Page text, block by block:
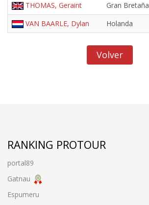
THOMAS, Geraint
Gran Bretaña
VAN BAARLE, Dylan
Holanda
Volver
RANKING PROTOUR
portal89
Gatnau
Espumeru